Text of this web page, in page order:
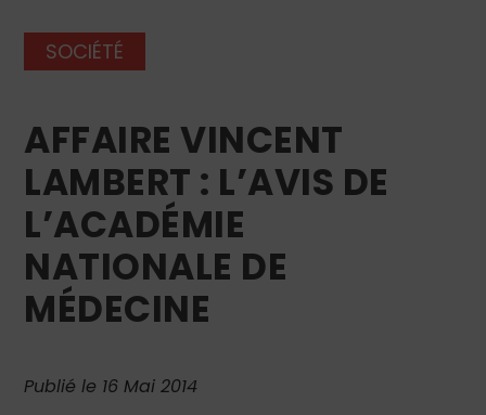
SOCIÉTÉ
AFFAIRE VINCENT
LAMBERT : L’AVIS DE
L’ACADÉMIE
NATIONALE DE
MÉDECINE
Publié le 16 Mai 2014